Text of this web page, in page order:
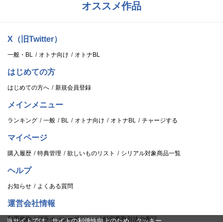
オススメ作品
X（旧Twitter）
一般・BL オトナ向け オトナBL
はじめての方
はじめての方へ 新規会員登録
メインメニュー
ランキング 一般 BL オトナ向け オトナBL チャージする
マイページ
購入履歴 特典管理 欲しいものリスト シリアル対象商品一覧
ヘルプ
お知らせ よくある質問
運営会社情報
利用規約 プライバシーポリシー 特定商取引法の表記